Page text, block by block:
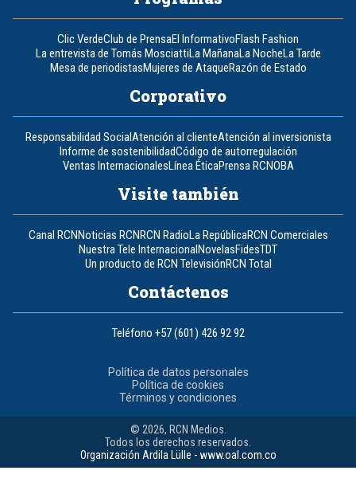
Clic VerdeClub de PrensaEl InformativoFlash Fashion
La entrevista de Tomás MosciattiLa MañanaLa NocheLa Tarde
Mesa de periodistasMujeres de AtaqueRazón de Estado
Corporativo
Responsabilidad SocialAtención al clienteAtención al inversionista
Informe de sostenibilidadCódigo de autorregulación
Ventas InternacionalesLínea ÉticaPrensa RCNOBA
Visite también
Canal RCNNoticias RCNRCN RadioLa RepúblicaRCN Comerciales
Nuestra Tele InternacionalNovelasFidesTDT
Un producto de RCN TelevisiónRCN Total
Contáctenos
Teléfono +57 (601) 426 92 92
Política de datos personales
Política de cookies
Términos y condiciones
© 2026, RCN Medios.
Todos los derechos reservados.
Organización Ardila Lülle - www.oal.com.co